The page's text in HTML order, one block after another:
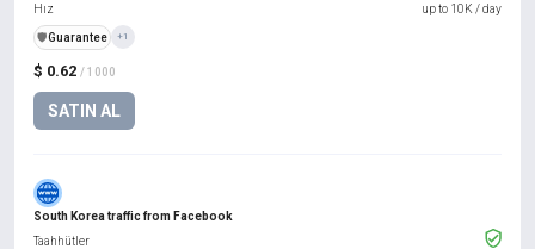
$ 0.62 / 1000
SATIN AL
Hız
up to 10K / day
️🛡️Guarantee +1
South Korea traffic from Facebook
Taahhütler